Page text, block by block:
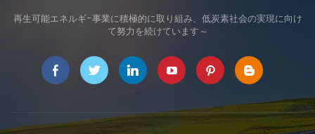
再生可能エネルギ-事業に積極的に取り組み、低炭素社会の実現に向け
て努力を続けています～